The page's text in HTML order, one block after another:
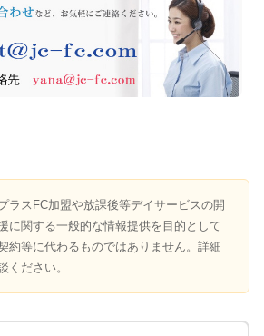
ラスFC加盟や放課後等デイサービスの開
に関する一般的な情報提供を目的として
約等に代わるものではありません。詳細
ください。